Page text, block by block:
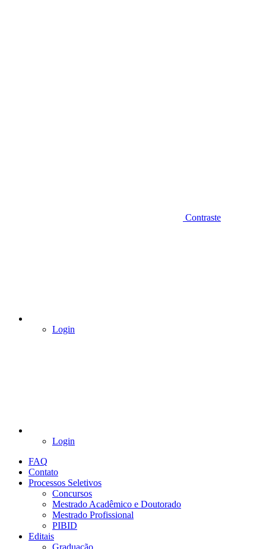
Contraste
Login
Login
FAQ
Contato
Processos Seletivos
Concursos
Mestrado Acadêmico e Doutorado
Mestrado Profissional
PIBID
Editais
Graduação